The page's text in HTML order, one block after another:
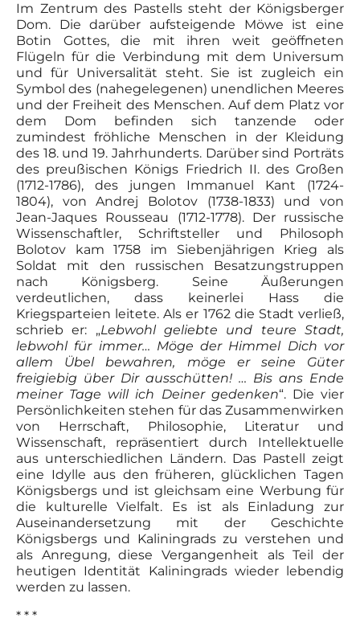
Im Zentrum des Pastells steht der Königsberger
Dom. Die darüber aufsteigende Möwe ist eine
Botin Gottes, die mit ihren weit geöffneten
Flügeln für die Verbindung mit dem Universum
und für Universalität steht. Sie ist zugleich ein
Symbol des (nahegelegenen) unendlichen Meeres
und der Freiheit des Menschen. Auf dem Platz vor
dem Dom befinden sich tanzende oder
zumindest fröhliche Menschen in der Kleidung
des 18. und 19. Jahrhunderts. Darüber sind Porträts
des preußischen Königs Friedrich II. des Großen
(1712-1786), des jungen Immanuel Kant (1724-
1804), von Andrej Bolotov (1738-1833) und von
Jean-Jaques Rousseau (1712-1778). Der russische
Wissenschaftler, Schriftsteller und Philosoph
Bolotov kam 1758 im Siebenjährigen Krieg als
Soldat mit den russischen Besatzungstruppen
nach Königsberg. Seine Äußerungen
verdeutlichen, dass keinerlei Hass die
Kriegsparteien leitete. Als er 1762 die Stadt verließ,
schrieb er: „Lebwohl geliebte und teure Stadt,
lebwohl für immer… Möge der Himmel Dich vor
allem Übel bewahren, möge er seine Güter
freigiebig über Dir ausschütten! … Bis ans Ende
meiner Tage will ich Deiner gedenken“. Die vier
Persönlichkeiten stehen für das Zusammenwirken
von Herrschaft, Philosophie, Literatur und
Wissenschaft, repräsentiert durch Intellektuelle
aus unterschiedlichen Ländern. Das Pastell zeigt
eine Idylle aus den früheren, glücklichen Tagen
Königsbergs und ist gleichsam eine Werbung für
die kulturelle Vielfalt. Es ist als Einladung zur
Auseinandersetzung mit der Geschichte
Königsbergs und Kaliningrads zu verstehen und
als Anregung, diese Vergangenheit als Teil der
heutigen Identität Kaliningrads wieder lebendig
werden zu lassen.
* * *